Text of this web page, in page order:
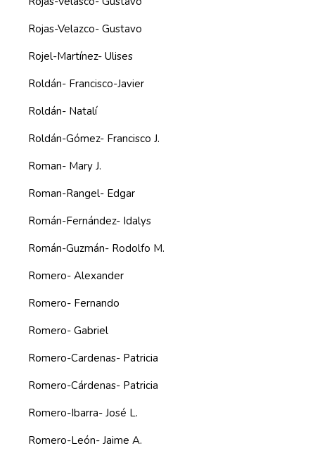
Rojas-Velazco- Gustavo
Rojel-Martínez- Ulises
Roldán- Francisco-Javier
Roldán- Natalí
Roldán-Gómez- Francisco J.
Roman- Mary J.
Roman-Rangel- Edgar
Román-Fernández- Idalys
Román-Guzmán- Rodolfo M.
Romero- Alexander
Romero- Fernando
Romero- Gabriel
Romero-Cardenas- Patricia
Romero-Cárdenas- Patricia
Romero-Ibarra- José L.
Romero-León- Jaime A.